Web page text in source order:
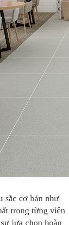
sắc cơ bản như
trong từng viên
lựa chọn hoàn